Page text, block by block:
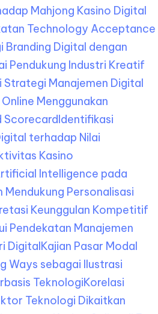
Mahjong Kasino Digital
Technology Acceptance
Branding Digital dengan
Pendukung Industri Kreatif
Strategi Manajemen Digital
Menggunakan
ScorecardIdentifikasi
terhadap Nilai
Kasino
Intelligence pada
Mendukung Personalisasi
Keunggulan Kompetitif
Pendekatan Manajemen
DigitalKajian Pasar Modal
Ways sebagai Ilustrasi
TeknologiKorelasi
Teknologi Dikaitkan